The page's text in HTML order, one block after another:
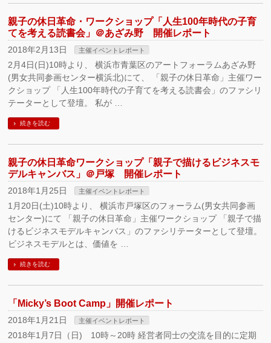
親子の休日革命・ワークショップ「人生100年時代の子育
てを考える読書会」＠あざみ野 開催レポート
2018年2月13日 主催イベントレポート
2月4日(日)10時より、 横浜市青葉区のアートフォーラムあざみ野
(男女共同参画センター横浜北)にて、 「親子の休日革命」主催ワー
クショップ 「人生100年時代の子育てを考える読書会」のファシリ
テーターとして登壇。 私が …
続きを読む
親子の休日革命ワークショップ「親子で描けるビジネスモ
デルキャンバス」＠戸塚 開催レポート
2018年1月25日 主催イベントレポート
1月20日(土)10時より、 横浜市戸塚区のフォーラム(男女共同参画
センター)にて 「親子の休日革命」主催ワークショップ 「親子で描
けるビジネスモデルキャンバス」のファシリテーターとして登壇。
ビジネスモデルとは、価値を …
続きを読む
「Micky’s Boot Camp」開催レポート
2018年1月21日 主催イベントレポート
2018年1月7日（日) 10時～20時 経営者同士の交流を目的に定期